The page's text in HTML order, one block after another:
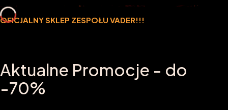
OFICJALNY SKLEP ZESPOŁU VADER!!!
Aktualne Promocje - do
-70%